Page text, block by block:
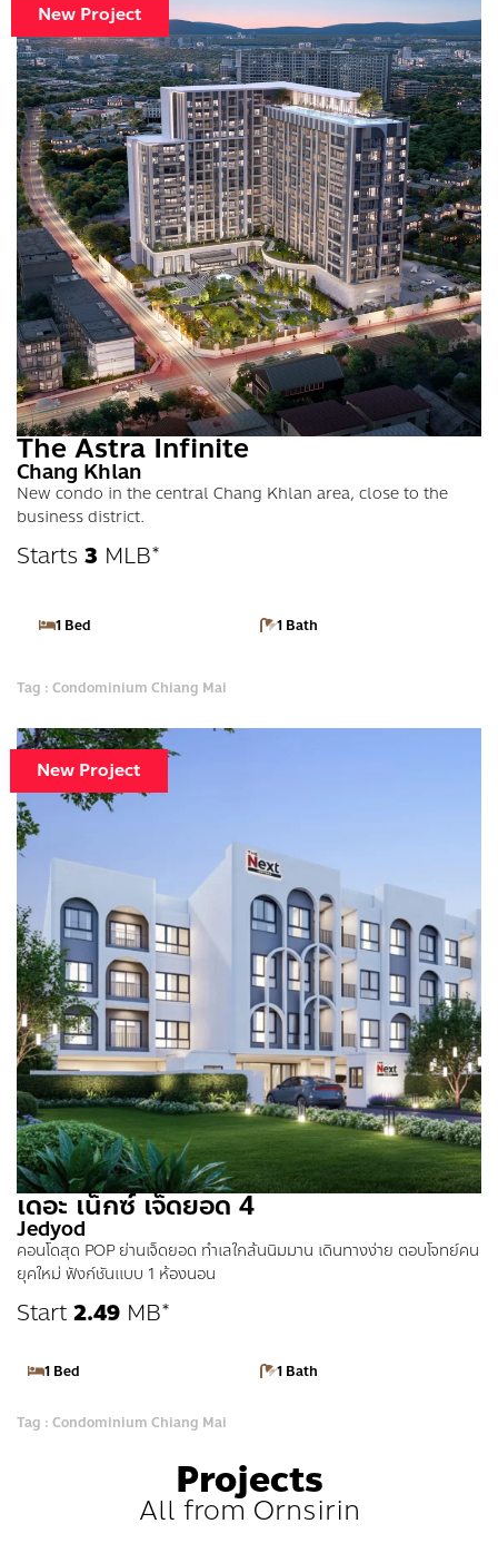
New Project
The Astra Infinite
Chang Khlan
New condo in the central Chang Khlan area, close to the
business district.
Starts 3 MLB*
1 Bed 1 Bath
Tag : Condominium Chiang Mai
New Project
เดอะ เน็กซ์ เจ็ดยอด 4
Jedyod
คอนโดสุด POP ย่านเจ็ดยอด ทำเลใกล้นนิมมาน เดินทางง่าย ตอบโจทย์คน
ยุคใหม่ ฟังก์ชันแบบ 1 ห้องนอน
Start2.49 MB*
1 Bed 1 Bath
Tag : Condominium Chiang Mai
Projects
All from Ornsirin